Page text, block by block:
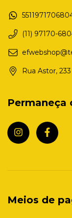
(11) 97170-
Rua Astor,
Permaneça
Meios de